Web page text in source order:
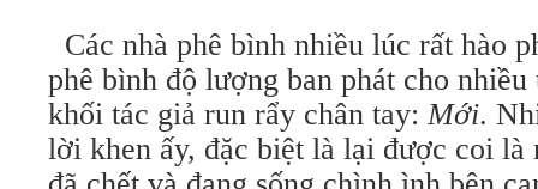
Các nhà phê bình nhiều lúc rất hào
phê bình độ lượng ban phát cho
khối tác giả run rẩy chân tay:Mới.
lời khen ấy, đặc biệt là lại được coi là